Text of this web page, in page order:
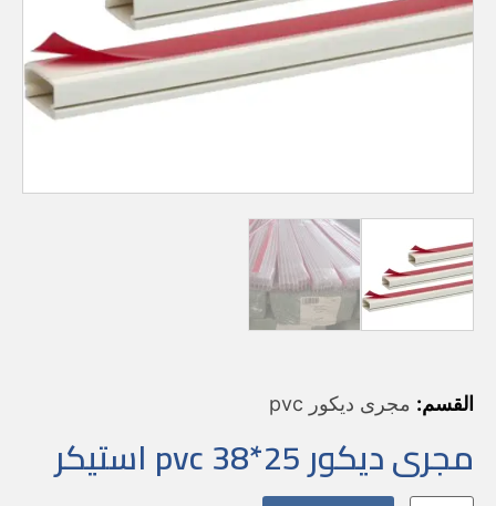
القسم: مجرى ديكور pvc
مجرى ديكور pvc 38*25 استيكر